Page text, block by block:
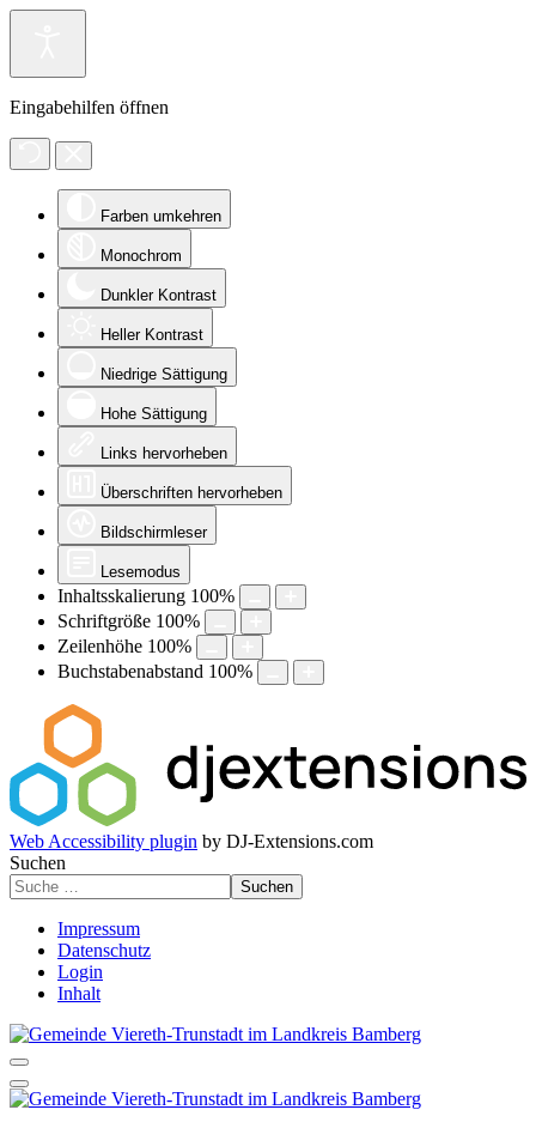
Eingabehilfen öffnen
Farben umkehren
Monochrom
Dunkler Kontrast
Heller Kontrast
Niedrige Sättigung
Hohe Sättigung
Links hervorheben
Überschriften hervorheben
Bildschirmleser
Lesemodus
Inhaltsskalierung 100%
Schriftgröße 100%
Zeilenhöhe 100%
Buchstabenabstand 100%
Web Accessibility plugin by DJ-Extensions.com
Suchen
Suchen
Impressum
Datenschutz
Login
Inhalt